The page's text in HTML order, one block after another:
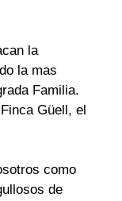
la
la mas
Familia.
Güell, el
como
de